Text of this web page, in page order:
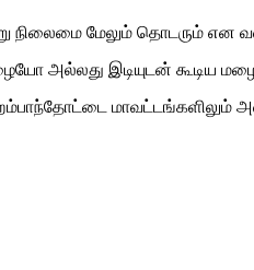
நிலைமை மேலும் தொடரும்
அல்லது இடியுடன் கூடிய
மாவட்டங்களிலும்